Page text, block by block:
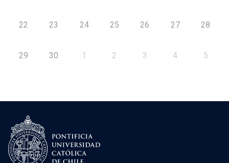
22 23 24 25 26 27 28
29 30 1 2 3 4 5